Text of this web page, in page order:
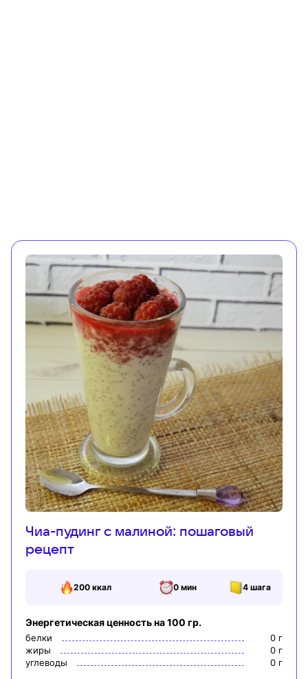
Чиа-пудинг с малиной: пошаговый
рецепт
200ккал 0 мин 4 шага
Энергетическая ценность на 100 гр.
белки 0 г
жиры
0 г
углеводы
0 г